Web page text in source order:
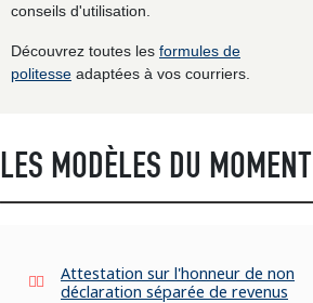
conseils d'utilisation.
Découvrez toutes les formules de
politesse adaptées à vos courriers.
LES MODÈLES DU MOMENT
Attestation sur l'honneur de non
déclaration séparée de revenus